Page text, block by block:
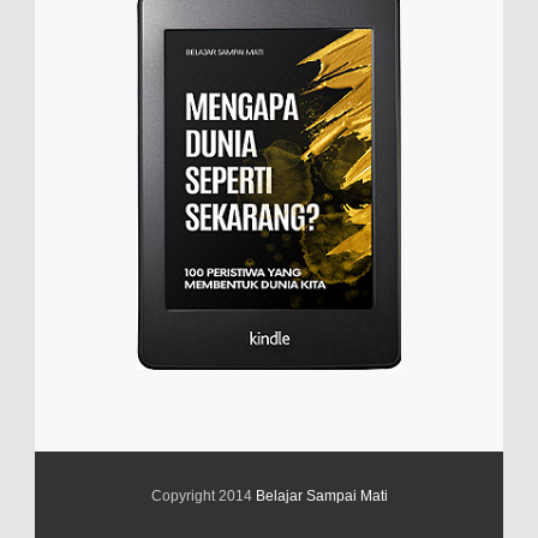
Copyright 2014 Belajar Sampai Mati